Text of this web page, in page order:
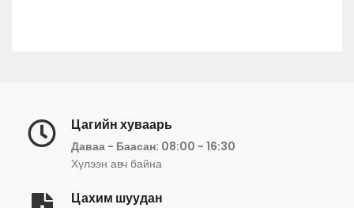
Цагийн хуваарь
Даваа - Баасан: 08:00 - 16:30
Хүлээн авч байна
Цахим шуудан